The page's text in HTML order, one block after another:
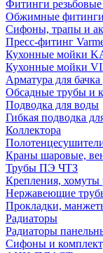
Фитинги
Обжимные
Сифоны, трапы и
Пресс-фитинг
Кухонные мойки
Кухонные мойки
Арматура для бачка
Обсадные трубы и
Подводка для воды
Гибкая подводка
Коллектора
Краны шаровые,
Трубы ПЭ ЧТЗ
Крепления, хомуты
Нержавеющие
Прокладки,
Радиаторы
Радиаторы
Сифоны и